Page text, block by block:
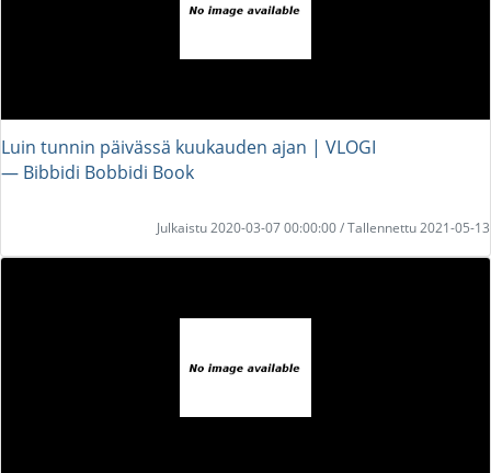
Luin tunnin päivässä kuukauden ajan | VLOGI
― Bibbidi Bobbidi Book
Julkaistu 2020-03-07 00:00:00 / Tallennettu 2021-05-13